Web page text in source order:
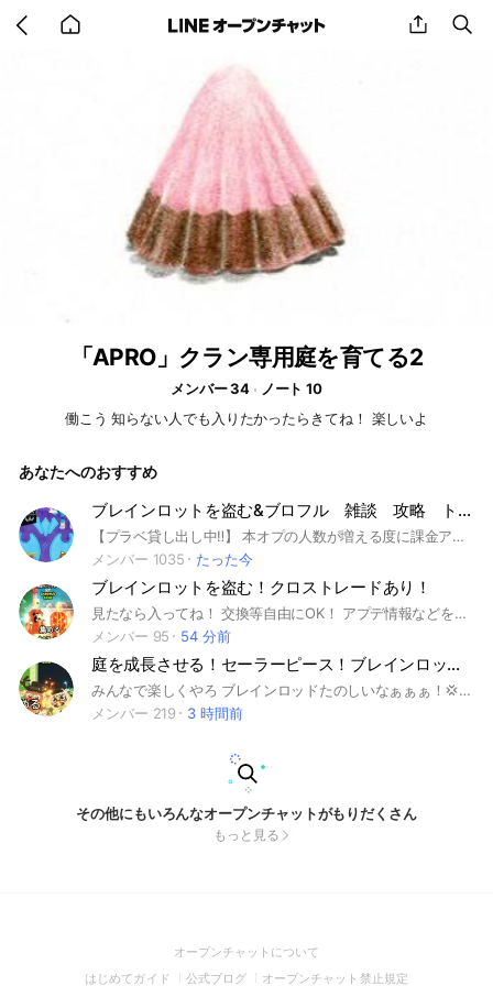
back share
「APRO」クラン専用庭を育てる2
メンバー 34
ノート 10
働こう 知らない人でも入りたかったらきてね！ 楽しいよ
あなたへのおすすめ
ブレインロットを盗む&ブロフル 雑談 攻略 トレードお手伝い 【ロブロックス】
【プラベ貸し出し中‼️】 本オプの人数が増える度に課金アイテム配布👀 botが非常に充実!!! サブオプ多数！ ぜひ来てください‼️ ↓できれば読んで↓ 別ゲー○ クロストレード○ みんなの要望は取り入れていくし、楽しいオプにしたいのでぜひ入ってね 実の配布はたまにする。 ↓読まなくていい↓ どうも！管理人のあるふぁです ここのオプではロブロックスのブロフルの攻略等をしていきます！ 荒らしや迷惑になること以外は自由です 基本無償です 手伝うことを断る事はありませんので気軽に言ってくださいね^^ 反応しないからといって抜けないでね 抜けなかったら手伝うから 主は大体のことなら手伝えます 雑談もします ちょくちょく配布もします たまに要件だけ済んだらすぐに抜ける人がいるのでそういうのはやめてほしい 雑談たくさんしたいです 副官は信頼できる人 何か分からないことがあったら管理人か副官に言ってね #ブロフル#ブロックスフルーツ#ロブロックス#roblox#bloxfruits#ゲーム#game#雑談#トイレットタワーディフェンス#TTD#ttd#トイタワ#トイレットタワーディフェンス雑談交換#ブロックスフルーツv4#ブロックスフルーツ覚醒#ブロックスフルーツリヴァイアサン#バウンティラッシュ#バウンティ#庭を成長させる#庭を育てる#神ゲー#ダダサバイバー#arufa #あるふぁ#ハイパーショット#99日#ブレインロット
メンバー 1035
たった今
ブレインロットを盗む！クロストレードあり！
見たなら入ってね！ 交換等自由にOK！ アプデ情報などを乗っけていこうと思います！ #ジャパニーズブレインロットを盗む#日本のブレインロットを盗む#japanese steal a brainrot
メンバー 95
54 分前
庭を成長させる！セーラーピース！ブレインロットタワーディフェンス！ブレインロットを盗む！
みんなで楽しくやろ ブレインロッドたのしいなぁぁぁ！💢 #ブレインロットタワーディフェンス #ブレインロッドタワーディフェンス #ブレインロット #ブレインロッド#タワーディフェンス #ブレインロットカード #ロブロ #ロブロックス#セーラーピース#ロブロックスセーラーピース TD ROBRO X グリッチだめ 盗む ブレインロットを盗むブレインロッド セーラーピース 庭2を育てる
メンバー 219
3 時間前
その他にもいろんなオープンチャットがもりだくさん
もっと見る
オープンチャットについて
in
はじめてガイド (Open
公式ブログ (Open
オープンチャット禁止規定(Open